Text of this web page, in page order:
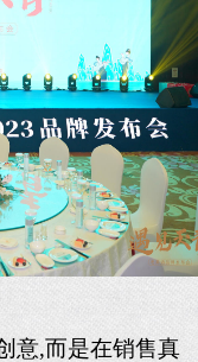
意,而是在销售真